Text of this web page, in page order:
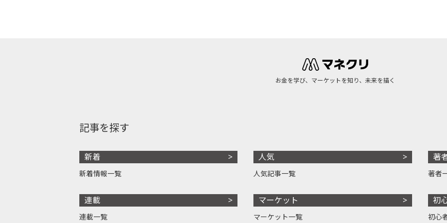
お金を学び、マーケットを知り、未来を描く
記事を探す
新着
新着情報一覧
連載
連載一覧
人気
人気記事一覧
マーケット
マーケット一覧
著
著者
初
初心